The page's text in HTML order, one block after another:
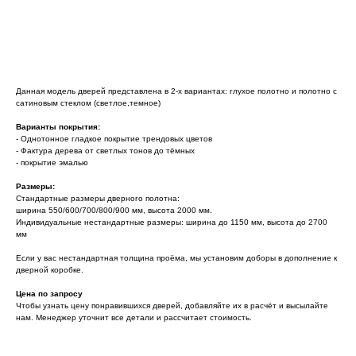
Данная модель дверей представлена в 2-х вариантах: глухое полотно и полотно с
сатиновым стеклом (светлое,темное)
Варианты покрытия:
- Однотонное гладкое покрытие трендовых цветов
- Фактура дерева от светлых тонов до тёмных
- покрытие эмалью
Размеры:
Стандартные размеры дверного полотна:
ширина 550/600/700/800/900 мм, высота 2000 мм.
Индивидуальные нестандартные размеры: ширина до 1150 мм, высота до 2700
мм
Если у вас нестандартная толщина проёма, мы установим доборы в дополнение к
дверной коробке.
Цена по запросу
Чтобы узнать цену понравившихся дверей, добавляйте их в расчёт и высылайте
нам. Менеджер уточнит все детали и рассчитает стоимость.